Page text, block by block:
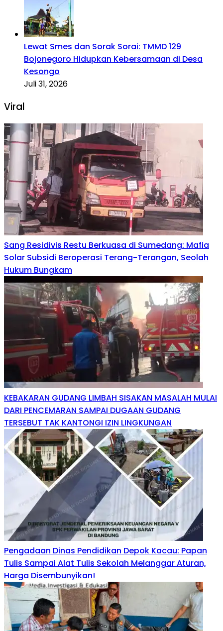
Lewat Smes dan Sorak Sorai: TMMD 129
Bojonegoro Hidupkan Kebersamaan di Desa
Kesongo
Juli 31, 2026
Viral
Sang Residivis Restu Berkuasa di Sumedang: Mafia
Solar Subsidi Beroperasi Terang-Terangan, Seolah
Hukum Bungkam
KEBAKARAN GUDANG LIMBAH SISAKAN MASALAH MULAI
DARI PENCEMARAN SAMPAI DUGAAN GUDANG
TERSEBUT TAK KANTONGI IZIN LINGKUNGAN
Pengadaan Dinas Pendidikan Depok Kacau: Papan
Tulis Sampai Alat Tulis Sekolah Melanggar Aturan,
Harga Disembunyikan!